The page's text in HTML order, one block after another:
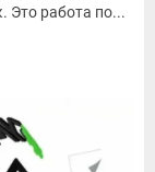
Это работа по...